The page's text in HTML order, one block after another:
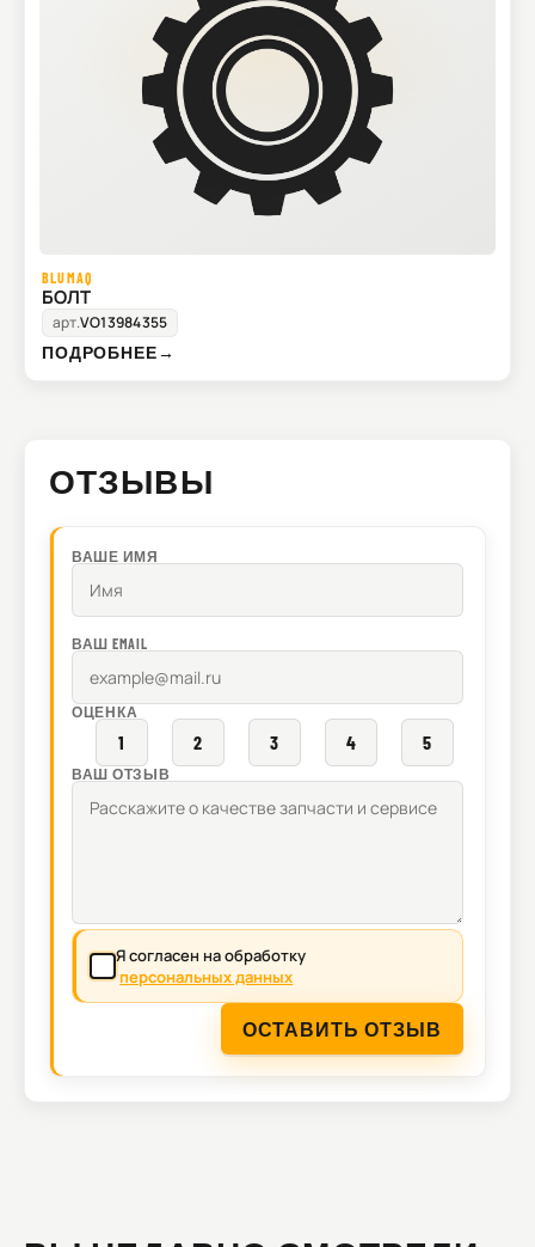
BLUMAQ
БОЛТ
арт.VO13984355
ПОДРОБНЕЕ→
ОТЗЫВЫ
ВАШЕ ИМЯ
ВАШ EMAIL
ОЦЕНКА
1 2 3 4 5
ВАШ ОТЗЫВ
Я согласен на обработку
персональных данных
ОСТАВИТЬ ОТЗЫВ